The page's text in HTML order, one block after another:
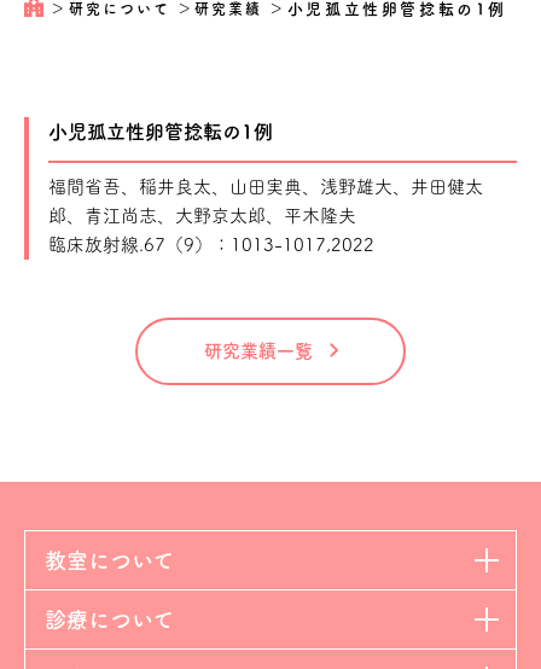
＞ 研究について ＞研究業績 ＞ 小児孤立性卵管捻転の1例
小児孤立性卵管捻転の1例
福間省吾、稲井良太、山田実典、浅野雄大、井田健太
郎、青江尚志、大野京太郎、平木隆夫
臨床放射線.67（9）：1013-1017,2022
研究業績一覧
教室について
診療について